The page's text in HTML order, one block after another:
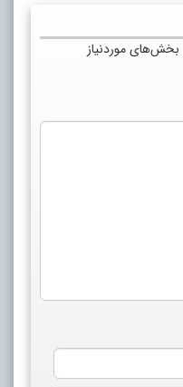
بخش‌های موردنیاز